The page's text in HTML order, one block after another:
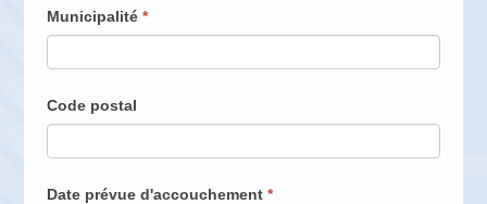
Municipalité *
Code postal
Date prévue d'accouchement *